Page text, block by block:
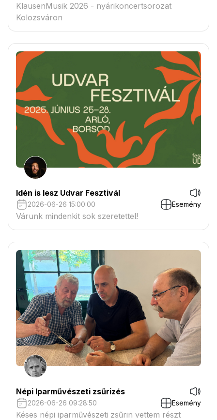
KlausenMusik 2026 - nyárikoncertsorozat
Kolozsváron
Idén is lesz Udvar Fesztivál
2026-06-26 15:00:00 Esemény
Várunk mindenkit sok szeretettel!
Népi Iparművészeti zsűrizés
2026-06-26 09:28:50 Esemény
Késes népi iparművészeti zsűrin vettem részt